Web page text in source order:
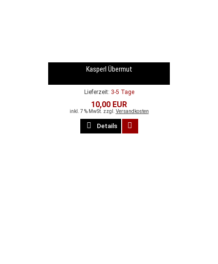
Kasperl Übermut
Lieferzeit: 3-5 Tage
10,00 EUR
inkl. 7 % MwSt. zzgl. Versandkosten
Details